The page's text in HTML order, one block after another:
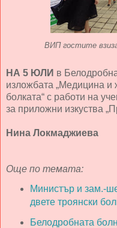
ВИП гостите
НА 5 ЮЛИ в
изложбата „Медицина и
болката“ с работи на
за приложни изкуства
Нина Локмаджиева
Още по темата:
Министър и зам.-
двете троянски
Белодробната